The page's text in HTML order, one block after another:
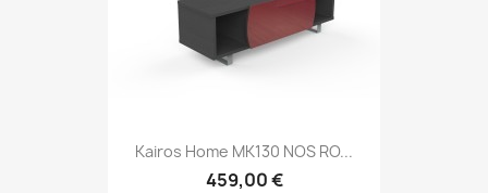
Kairos Home MK130 NOS RO...
459,00 €